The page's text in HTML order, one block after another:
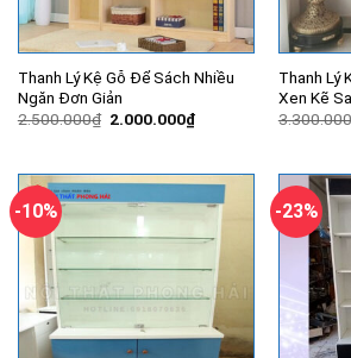
Thanh Lý Kệ Gỗ Để Sách Nhiều
Ngăn Đơn Giản
2.500.000₫ Giá
2.000.000₫Giá
hiện
2.000.000₫.
Thanh Lý
Xen Kẽ
3.300.000
-10% -23%